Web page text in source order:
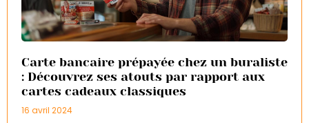
Carte bancaire prépayée chez un buraliste
: Découvrez ses atouts par rapport aux
cartes cadeaux classiques
16 avril 2024